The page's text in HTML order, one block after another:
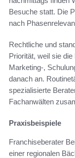
Besuche statt. Die
nach
Rechtliche und
Priorität, weil sie
Marketing-,
danach an.
spezialisierte
Fachanwälten
Praxisbeispiele
Franchiseberater
einer regionalen